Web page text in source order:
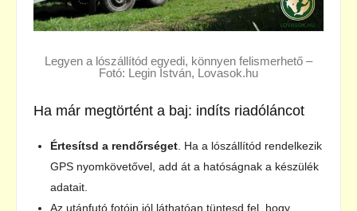
Legyen a lószállítód egyedi, könnyen felismerhető –
Fotó: Legin István, Lovasok.hu
Ha már megtörtént a baj: indíts riadóláncot
Értesítsd a rendőrséget. Ha a lószállítód rendelkezik
GPS nyomkövetővel, add át a hatóságnak a készülék
adatait.
Az utánfutó fotóin jól láthatóan tüntesd fel, hogy